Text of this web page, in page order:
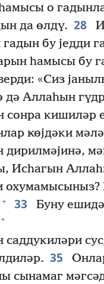
о
да өлдү. 28
бу једди
һамысы бу
«Сиз
дә Аллаһын
сонра кишиләр
ҝөјдәки
Исһагын
охумамысыныз?
+ 33
Буну
+
35
сынамаг